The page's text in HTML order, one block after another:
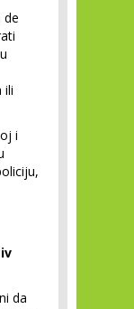
de
ili
i
da